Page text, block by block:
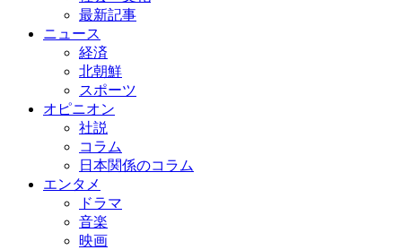
最新記事
ニュース
経済
北朝鮮
スポーツ
オピニオン
社説
コラム
日本関係のコラム
エンタメ
ドラマ
音楽
映画